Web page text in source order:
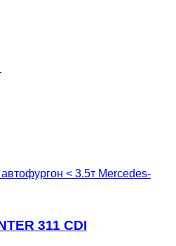
автофургон < 3.5т Mercedes-
311 CDI